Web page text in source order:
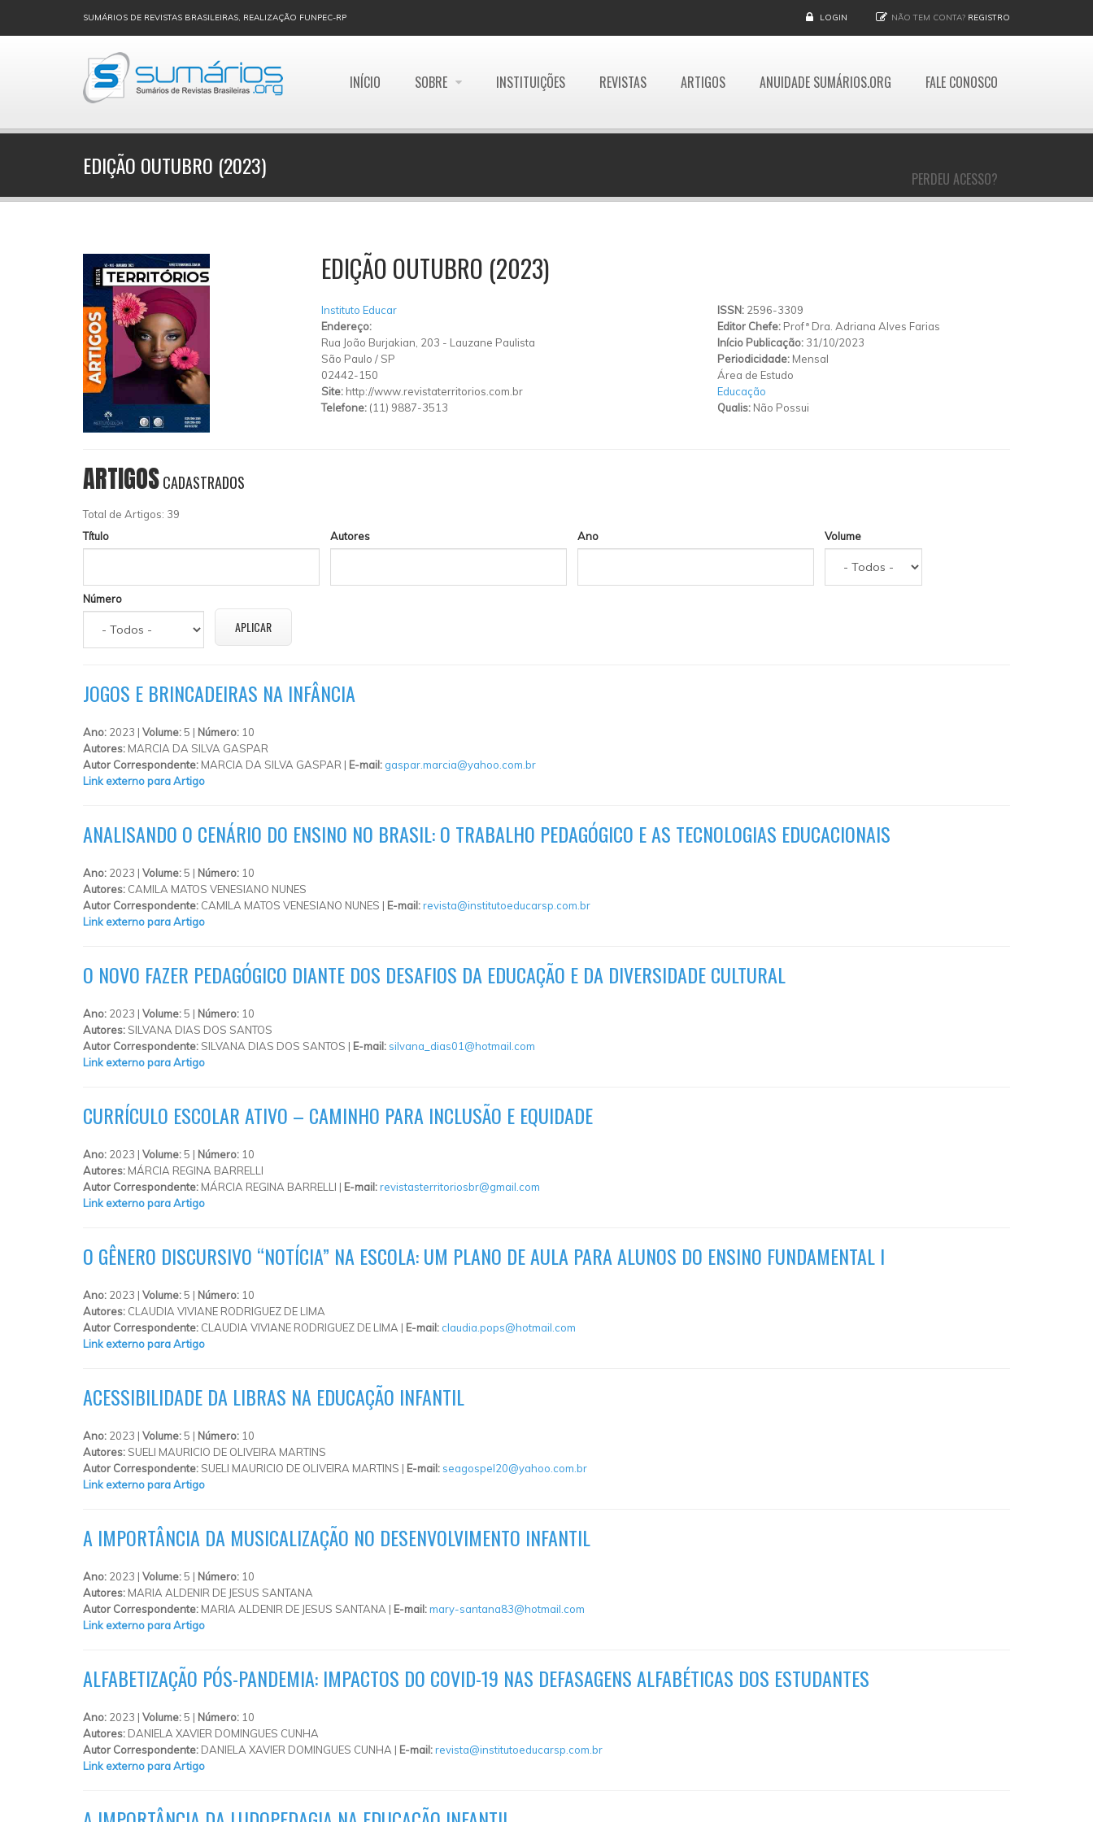
SUMÁRIOS DE REVISTAS BRASILEIRAS, REALIZAÇÃO FUNPEC-RP LOGIN NÃO TEM CONTA? REGISTRO
INÍCIO SOBRE INSTITUIÇÕES REVISTAS ARTIGOS ANUIDADE SUMÁRIOS.ORG FALE CONOSCO
PERDEU ACESSO?
EDIÇÃO OUTUBRO (2023)
EDIÇÃO OUTUBRO (2023)
Instituto Educar
Endereço:
Rua João Burjakian, 203 - Lauzane Paulista
São Paulo / SP
02442-150
Site: http://www.revistaterritorios.com.br
Telefone: (11) 9887-3513
ISSN: 2596-3309
Editor Chefe: Profª Dra. Adriana Alves Farias
Início Publicação: 31/10/2023
Periodicidade: Mensal
Área de Estudo
Educação
Qualis: Não Possui
ARTIGOSCADASTRADOS
Total de Artigos: 39
Título
Autores Ano Volume
Número
JOGOS E BRINCADEIRAS NA INFÂNCIA
Ano: 2023 | Volume:5 | Número: 10
Autores: MARCIA DA SILVA GASPAR
Autor Correspondente: MARCIA DA SILVA GASPAR | E-mail: gaspar.marcia@yahoo.com.br
Link externo para Artigo
ANALISANDO O CENÁRIO DO ENSINO NO BRASIL: O TRABALHO PEDAGÓGICO E AS TECNOLOGIAS EDUCACIONAIS
Ano: 2023 | Volume:5 | Número: 10
Autores: CAMILA MATOS VENESIANO NUNES
Autor Correspondente: CAMILA MATOS VENESIANO NUNES | E-mail:revista@institutoeducarsp.com.br
Link externo para Artigo
O NOVO FAZER PEDAGÓGICO DIANTE DOS DESAFIOS DA EDUCAÇÃO E DA DIVERSIDADE CULTURAL
Ano: 2023 | Volume:5 | Número: 10
Autores: SILVANA DIAS DOS SANTOS
Autor Correspondente: SILVANA DIAS DOS SANTOS | E-mail: silvana_dias01@hotmail.com
Link externo para Artigo
CURRÍCULO ESCOLAR ATIVO – CAMINHO PARA INCLUSÃO E EQUIDADE
Ano: 2023 | Volume:5 | Número: 10
Autores: MÁRCIA REGINA BARRELLI
Autor Correspondente: MÁRCIA REGINA BARRELLI | E-mail:revistasterritoriosbr@gmail.com
Link externo para Artigo
O GÊNERO DISCURSIVO “NOTÍCIA” NA ESCOLA: UM PLANO DE AULA PARA ALUNOS DO ENSINO FUNDAMENTAL I
Ano: 2023 | Volume:5 | Número: 10
Autores: CLAUDIA VIVIANE RODRIGUEZ DE LIMA
Autor Correspondente: CLAUDIA VIVIANE RODRIGUEZ DE LIMA | E-mail: claudia.pops@hotmail.com
Link externo para Artigo
ACESSIBILIDADE DA LIBRAS NA EDUCAÇÃO INFANTIL
Ano: 2023 | Volume:5 | Número: 10
Autores: SUELI MAURICIO DE OLIVEIRA MARTINS
Autor Correspondente: SUELI MAURICIO DE OLIVEIRA MARTINS | E-mail: seagospel20@yahoo.com.br
Link externo para Artigo
A IMPORTÂNCIA DA MUSICALIZAÇÃO NO DESENVOLVIMENTO INFANTIL
Ano: 2023 | Volume:5 | Número: 10
Autores: MARIA ALDENIR DE JESUS SANTANA
Autor Correspondente: MARIA ALDENIR DE JESUS SANTANA | E-mail:mary-santana83@hotmail.com
Link externo para Artigo
ALFABETIZAÇÃO PÓS-PANDEMIA: IMPACTOS DO COVID-19 NAS DEFASAGENS ALFABÉTICAS DOS ESTUDANTES
Ano: 2023 | Volume:5 | Número: 10
Autores: DANIELA XAVIER DOMINGUES CUNHA
Autor Correspondente: DANIELA XAVIER DOMINGUES CUNHA | E-mail:revista@institutoeducarsp.com.br
Link externo para Artigo